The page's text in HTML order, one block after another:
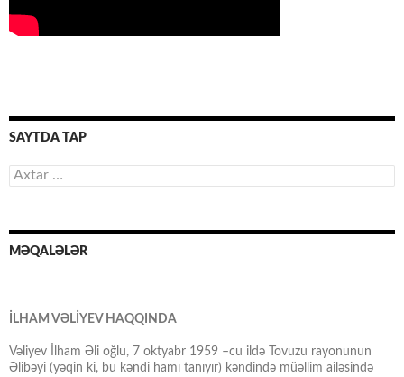
SAYTDA TAP
Axtarış:
MƏQALƏLƏR
İLHAM VƏLİYEV HAQQINDA
Vəliyev İlham Əli oğlu, 7 oktyabr 1959 –cu ildə Tovuzu rayonunun
Əlibəyi (yəqin ki, bu kəndi hamı tanıyır) kəndində müəllim ailəsində